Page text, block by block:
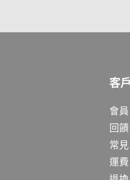
客
會
回
常
運